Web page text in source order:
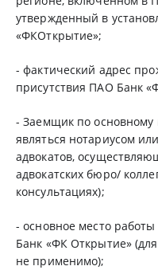
утвержденный в
«ФКОткрытие»;
- фактический адрес
присутствия ПАО Банк
- Заемщик по основному
являться нотариусом
адвокатов,
адвокатских бюро/
консультациях);
- основное место
Банк «ФК Открытие»
не применимо);